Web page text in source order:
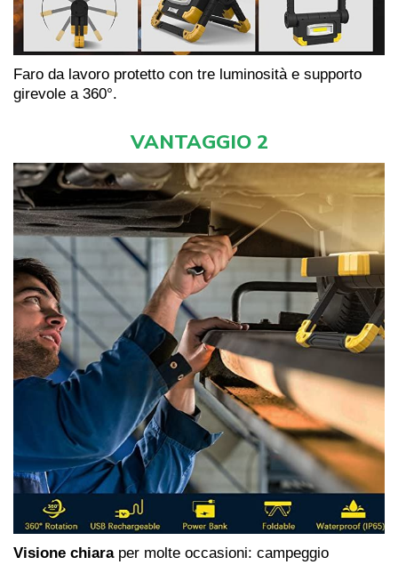
Faro da lavoro protetto con tre luminosità e supporto
girevole a 360°.
VANTAGGIO 2
Visione chiaraper molte occasioni: campeggio